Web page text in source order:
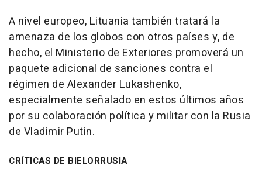
A nivel europeo, Lituania también tratará la
amenaza de los globos con otros países y, de
hecho, el Ministerio de Exteriores promoverá un
paquete adicional de sanciones contra el
régimen de Alexander Lukashenko,
especialmente señalado en estos últimos años
por su colaboración política y militar con la Rusia
de Vladimir Putin.
CRÍTICAS DE BIELORRUSIA